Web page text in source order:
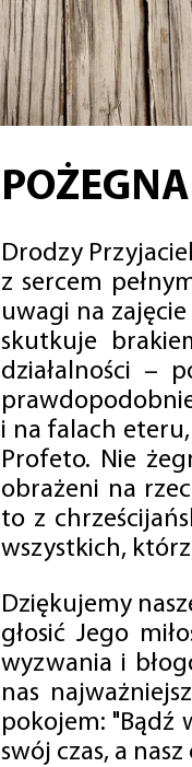
Drodzy
z sercem
uwagi na
skutkuje
działalności –
i na falach
Profeto. Nie
obrażeni na
to z
wszystkich,
Dziękujemy
głosić Jego
wyzwania i
nas
pokojem: "Bądź
swój czas, a